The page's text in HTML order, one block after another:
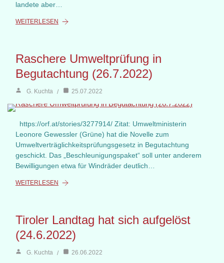
landete aber…
WEITERLESEN
Raschere Umweltprüfung in
Begutachtung (26.7.2022)
G. Kuchta 25.07.2022
https://orf.at/stories/3277914/ Zitat: Umweltministerin
Leonore Gewessler (Grüne) hat die Novelle zum
Umweltverträglichkeitsprüfungsgesetz in Begutachtung
geschickt. Das „Beschleunigungspaket“ soll unter anderem
Bewilligungen etwa für Windräder deutlich…
WEITERLESEN
Tiroler Landtag hat sich aufgelöst
(24.6.2022)
G. Kuchta 26.06.2022